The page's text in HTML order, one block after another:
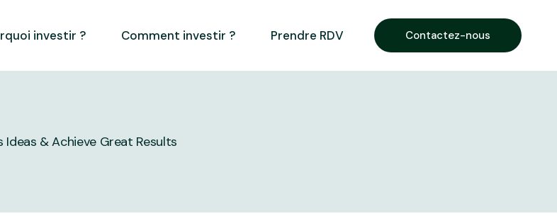
investir ? Comment investir ? Prendre RDV Contactez-nous
Ideas & Achieve Great Results